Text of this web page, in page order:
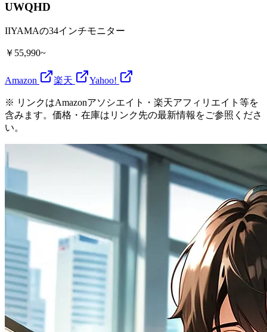
UWQHD
IIYAMAの34インチモニター
￥55,990~
Amazon 楽天 Yahoo!
※ リンクはAmazonアソシエイト・楽天アフィリエイト等を
含みます。価格・在庫はリンク先の最新情報をご参照くださ
い。